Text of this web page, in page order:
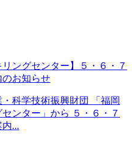
リングセンター】５・６・７
のお知らせ
・科学技術振興財団 「福岡
ンター」から ５・６・７
...